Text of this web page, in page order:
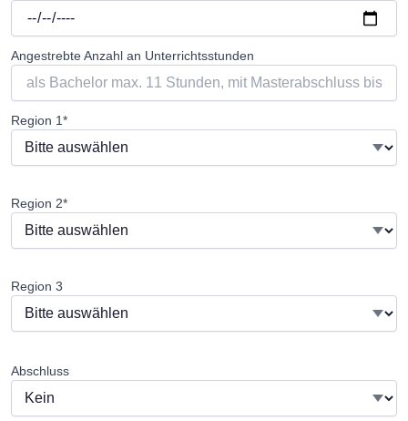
Angestrebte Anzahl an Unterrichtsstunden
Region 1*
Region 2*
Region 3
Abschluss